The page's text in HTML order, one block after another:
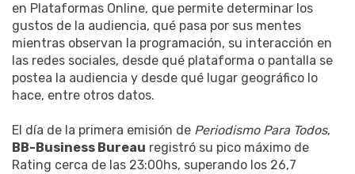
en Plataformas Online, que permite determinar los
gustos de la audiencia, qué pasa por sus mentes
mientras observan la programación, su interacción en
las redes sociales, desde qué plataforma o pantalla se
postea la audiencia y desde qué lugar geográfico lo
hace, entre otros datos.
El día de la primera emisión de Periodismo Para Todos,
BB-Business Bureau registró su pico máximo de
Rating cerca de las 23:00hs, superando los 26,7